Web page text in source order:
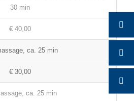
30 min
€ 40,00
ca. 25 min
€ 30,00
ca. 25 min